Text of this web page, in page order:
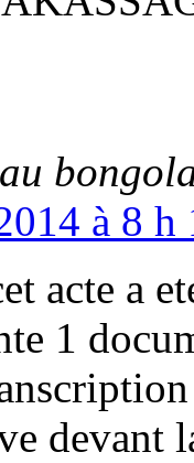
à 8
acte a
1
devant